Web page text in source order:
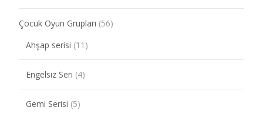
Çocuk Oyun Grupları (56)
Ahşap serisi (11)
Engelsiz Seri (4)
Gemi Serisi (5)